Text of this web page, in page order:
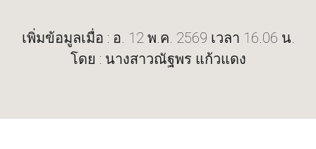
เพิ่มข้อมูลเมื่อ : อ. 12 พ.ค. 2569 เวลา 16.06 น.
โดย : นางสาวณัฐพร แก้วแดง